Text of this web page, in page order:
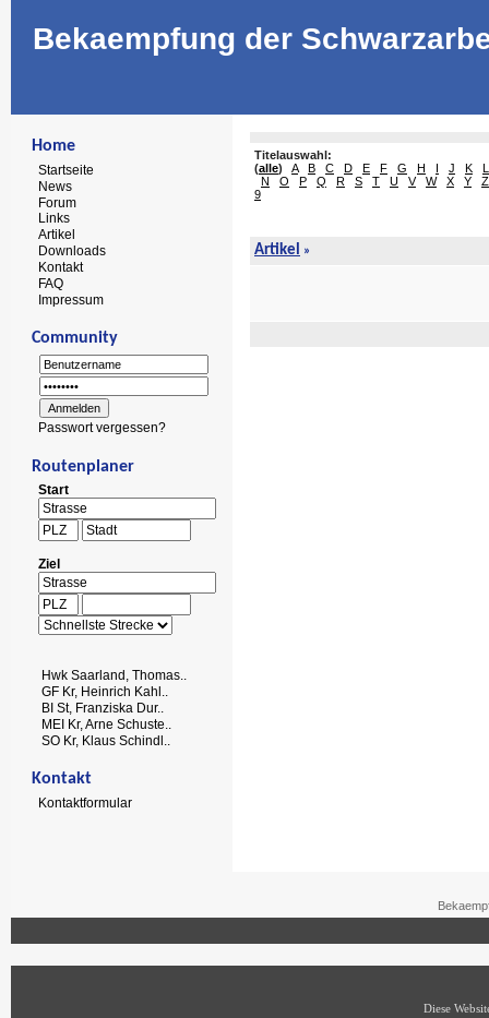
Bekaempfung der
Home
Startseite
News
Forum
Links
Artikel
Downloads
Kontakt
FAQ
Impressum
Community
Passwort vergessen?
Routenplaner
Start
Ziel
Hwk Saarland, Thomas..
GF Kr, Heinrich Kahl..
BI St, Franziska Dur..
MEI Kr, Arne Schuste..
SO Kr, Klaus Schindl..
Kontakt
Kontaktformular
Titelauswahl:
(alle) A B C D E F G H I J K
L
N
O P Q R S T U V W X Y
Z
9
Artikel »
Diese